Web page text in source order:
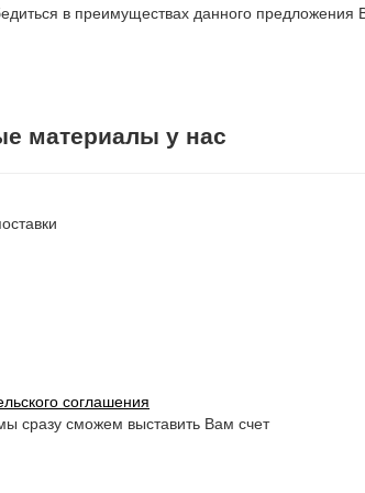
в преимуществах данного
материалы у нас
соглашения
сразу сможем выставить Вам счет